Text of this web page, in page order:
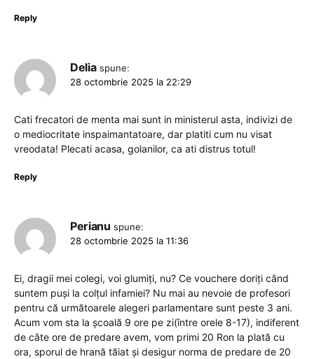
Reply
Delia spune:
28 octombrie 2025 la 22:29
Cati frecatori de menta mai sunt in ministerul asta, indivizi de
o mediocritate inspaimantatoare, dar platiti cum nu visat
vreodata! Plecati acasa, golanilor, ca ati distrus totul!
Reply
Perianu spune:
28 octombrie 2025 la 11:36
Ei, dragii mei colegi, voi glumiți, nu? Ce vouchere doriți când
suntem puși la colțul infamiei? Nu mai au nevoie de profesori
pentru că următoarele alegeri parlamentare sunt peste 3 ani.
Acum vom sta la școală 9 ore pe zi(între orele 8-17), indiferent
de câte ore de predare avem, vom primi 20 Ron la plată cu
ora, sporul de hrană tăiat și desigur norma de predare de 20